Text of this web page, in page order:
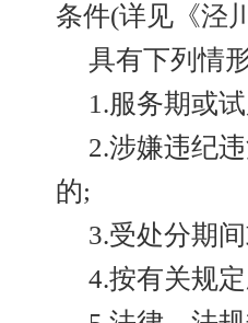
条件(详见《泾
具有下列情
1.服务期或
2.涉嫌违纪
的;
3.受处分期
4.按有关规